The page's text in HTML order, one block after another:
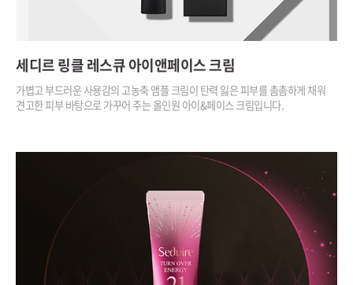
세디르 링클 레스큐아이앤페이스 크림
가볍고 부드러운 사용감의 고농축 앰플 크림이 탄력 잃은 피부를 촘촘하게 채워
견고한 피부 바탕으로가꾸어 주는 올인원 아이&페이스 크림입니다.